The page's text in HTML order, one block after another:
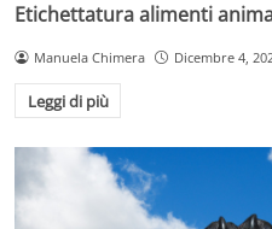
Etichettatura alimenti
Manuela Chimera Dicembre 4,
Leggi di più